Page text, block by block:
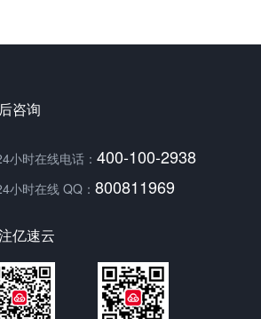
咨询
小时在线电话： 400-100-2938
小时在线 QQ： 800811969
亿速云